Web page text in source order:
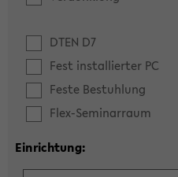
DTEN D7
Fest installierter PC
Feste Bestuhlung
Flex-Seminarraum
Einrichtung: